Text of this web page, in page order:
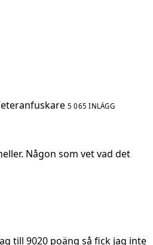
5 065 INLÄGG
Någon som vet vad det
till 9020 poäng så fick jag inte